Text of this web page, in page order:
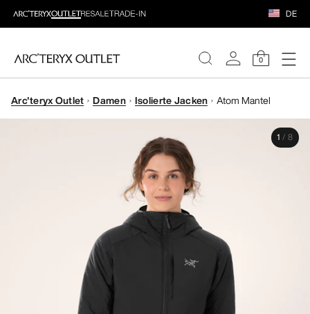
DE
0
DAMEN
Arc'teryx Outlet Damen Isolierte Jacken Atom Mantel
1 / 8